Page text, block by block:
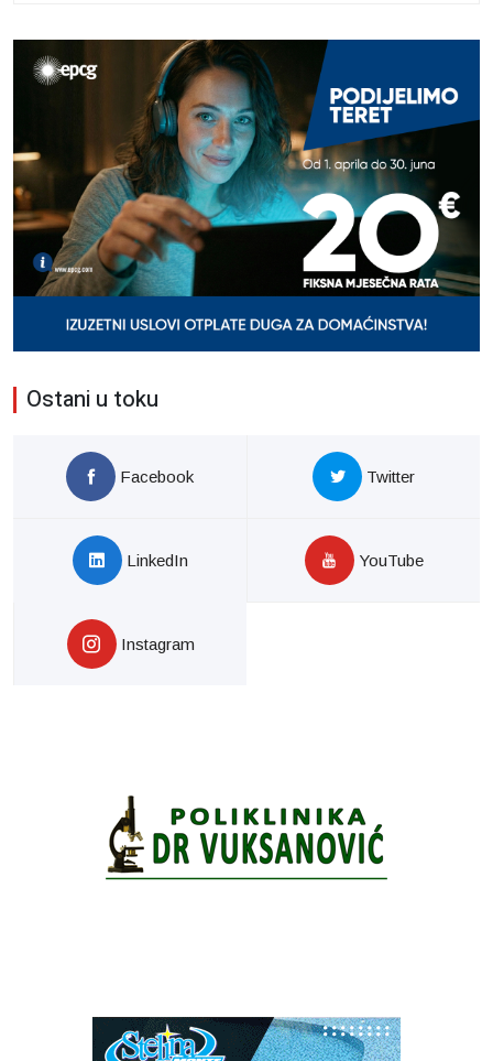
Ostani u toku
Facebook Twitter
LinkedIn YouTube
Instagram